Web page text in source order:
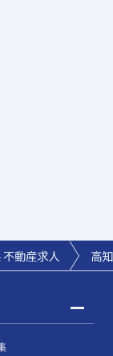
不動産求人 高